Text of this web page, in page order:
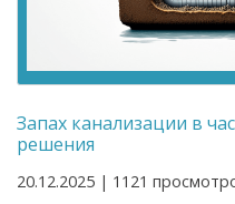
Запах канализации в
решения
20.12.2025 | 1121